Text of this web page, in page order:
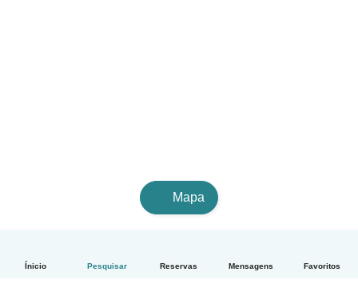
Ínicio Pesquisar Reservas Mensagens Favoritos
Mapa